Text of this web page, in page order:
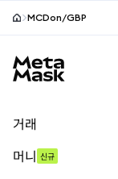
MCDon/GBP
거래
머니 신규